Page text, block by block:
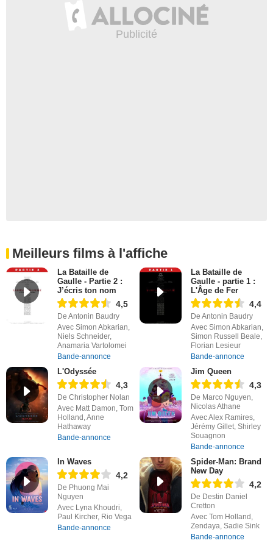
Meilleurs films à l'affiche
La Bataille de
Gaulle - Partie 2 :
J’écris ton nom
4,5
De Antonin Baudry
Avec Simon Abkarian,
Niels Schneider,
Anamaria Vartolomei
Bande-annonce
La Bataille de
Gaulle - partie 1 :
L'Âge de Fer
4,4
De Antonin Baudry
Avec Simon Abkarian,
Simon Russell Beale,
Florian Lesieur
Bande-annonce
L'Odyssée
4,3
De Christopher Nolan
Avec Matt Damon, Tom
Holland, Anne
Hathaway
Bande-annonce
Jim Queen
4,3
De Marco Nguyen,
Nicolas Athane
Avec Alex Ramires,
Jérémy Gillet, Shirley
Souagnon
Bande-annonce
In Waves
4,2
De Phuong Mai
Nguyen
Avec Lyna Khoudri,
Paul Kircher, Rio Vega
Bande-annonce
Spider-Man: Brand
New Day
4,2
De Destin Daniel
Cretton
Avec Tom Holland,
Zendaya, Sadie Sink
Bande-annonce